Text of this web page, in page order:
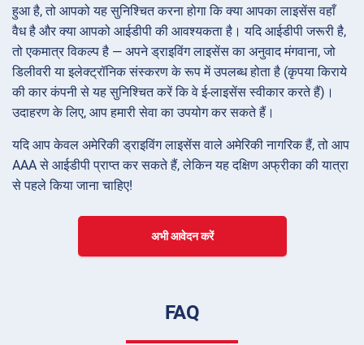
हुआ है, तो आपको यह सुनिश्चित करना होगा कि क्या आपका लाइसेंस वहाँ
वैध है और क्या आपको आईडीपी की आवश्यकता है। यदि आईडीपी जरूरी है,
तो एकमात्र विकल्प है — अपने ड्राइविंग लाइसेंस का अनुवाद मंगवाना, जो
डिलीवरी या इलेक्ट्रॉनिक संस्करण के रूप में उपलब्ध होता है (कृपया किराये
की कार कंपनी से यह सुनिश्चित करें कि वे ई-लाइसेंस स्वीकार करते हैं)।
उदाहरण के लिए, आप हमारी सेवा का उपयोग कर सकते हैं।
यदि आप केवल अमेरिकी ड्राइविंग लाइसेंस वाले अमेरिकी नागरिक हैं, तो आप
AAA से आईडीपी प्राप्त कर सकते हैं, लेकिन यह दक्षिण अफ्रीका की यात्रा
से पहले किया जाना चाहिए!
अभी आवेदन करें
FAQ